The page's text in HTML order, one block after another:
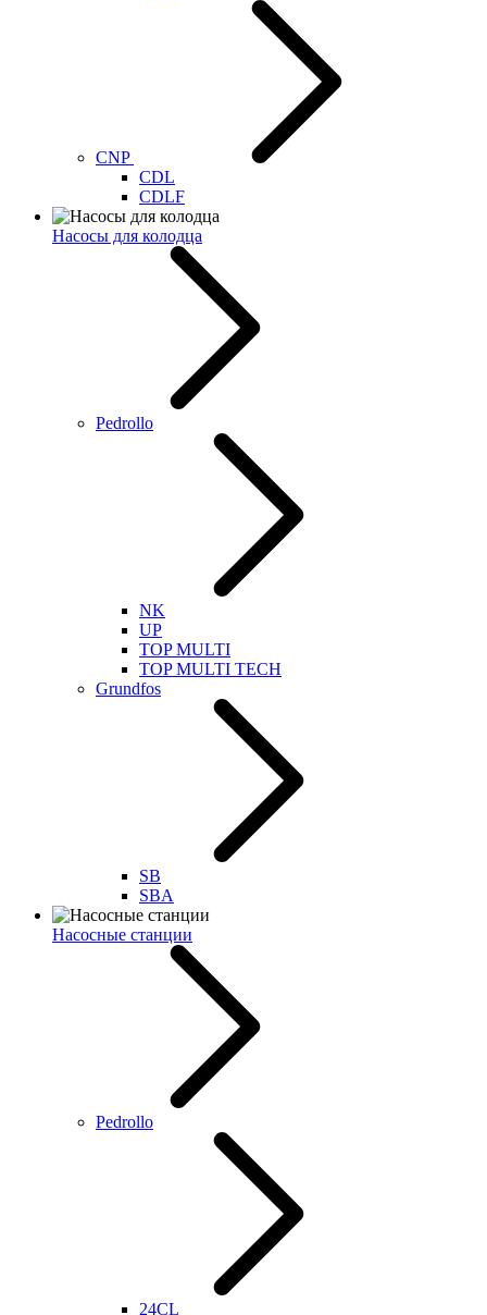
CNP
CDL
CDLF
Насосы для колодца
Pedrollo
NK
UP
TOP MULTI
TOP MULTI TECH
Grundfos
SB
SBA
Насосные станции
Pedrollo
24CL